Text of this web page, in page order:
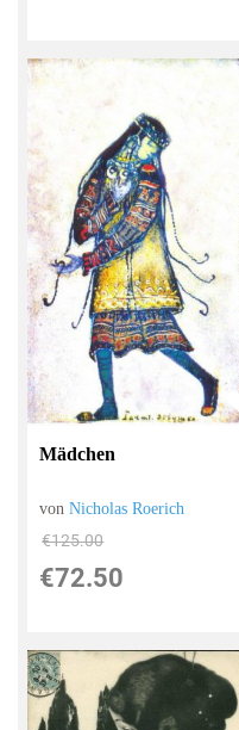
Mädchen
vonNicholas Roerich
€125.00
€72.50